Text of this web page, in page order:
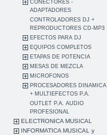
CONECTORES -
ADAPTADORES
CONTROLADORES DJ +
REPRODUCTORES CD-MP3
EFECTOS PARA DJ
EQUIPOS COMPLETOS
ETAPAS DE POTENCIA
MESAS DE MEZCLA
MICROFONOS
PROCESADORES DINAMICA
+ MULTIEFECTOS P.A.
OUTLET P.A. AUDIO
PROFESIONAL
ELECTRONICA MUSICAL
INFORMATICA MUSICAL y